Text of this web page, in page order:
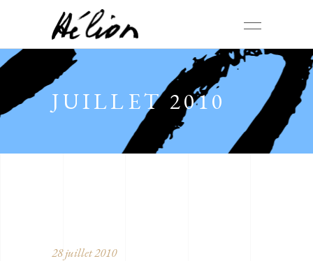
JUILLET 2010
28 juillet 2010